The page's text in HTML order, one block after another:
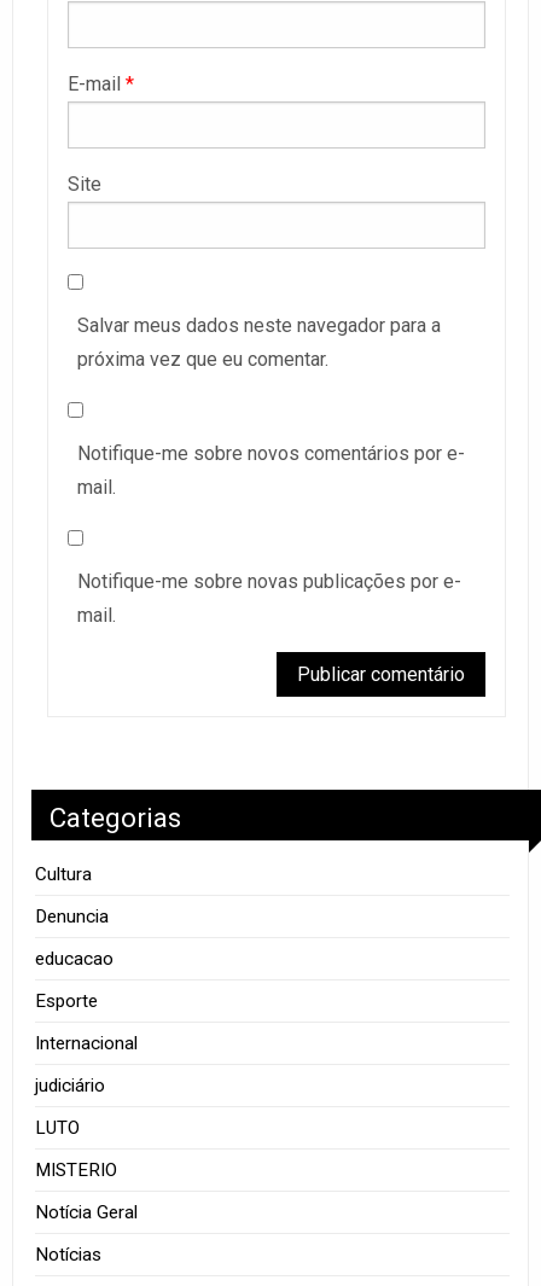
E-mail *
Site
Salvar meus dados neste navegador para a
próxima vez que eu comentar.
Notifique-me sobre novos comentários por e-
mail.
Notifique-me sobre novas publicações por e-
mail.
Categorias
Cultura
Denuncia
educacao
Esporte
Internacional
judiciário
LUTO
MISTERIO
Notícia Geral
Notícias